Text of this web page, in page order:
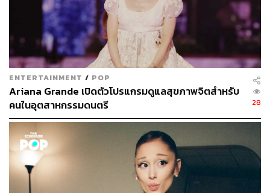
HYHBkk Live! with Devendra Banhart Solo
What:ศิลปินโฟล์กอะคูสติกป๊อปสุดละมุน เดเวนดรา แบน
ฮาร์ต (Devendra Banhart) ที่หลายคนแอบฮัมตามมานาน ดิ่ง
มาเมืองไทยเพื่อจัดการแสดงสดที่งาน ‘#HYBKK Live! with
Devendra Banhart Solo’ ขนเพลงแนวละตินเข้าใจง่ายน่า
รักๆ อย่างLover, Mi Negrita,Santa Maria de Feiraหรือ
Won’t You Come Overมาเล่นให้ฟังด้วยแบบเอ็กซ์คลูซีฟ
When:16 มิถุนายน 2561 เวลา 19.30-22.00 น.
Where:หอประชุมพรประภา ชั้น 5 อาคารสยามกลการ
ปทุมวัน กรุงเทพฯ
Why: นี่เป็นครั้งแรกที่เขามาเมืองไทย ใครที่หลงรักเสียง
ดนตรีของชายคนนี้มานานอย่าพลาดไปให้กำลังใจเขาด้วย
ENTERTAINMENT / POP
Ariana Grande เปิดตัวโปรแกรมดูแลสุขภาพจิตสำหรับ
คนในอุตสาหกรรมดนตรี
28